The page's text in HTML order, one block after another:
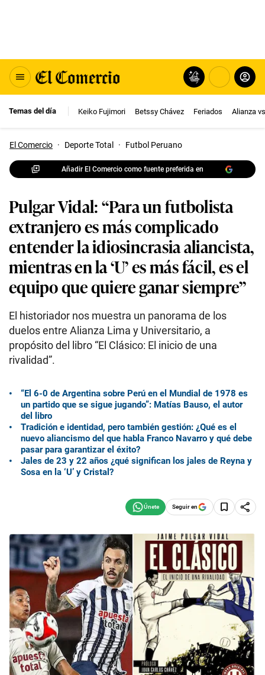
Temas del día Keiko Fujimori Betssy Chávez Feriados Alianza
El Comercio · Deporte Total · Futbol Peruano
Añadir El Comercio como fuente preferida en
Pulgar Vidal: “Para un futbolista
extranjero es más complicado
entender la idiosincrasia aliancista,
mientras en la ‘U’ es más fácil, es el
equipo que quiere ganar siempre”
El historiador nos muestra un panorama de los
duelos entre Alianza Lima y Universitario, a
propósito del libro “El Clásico: El inicio de una
rivalidad”.
“El 6-0 de Argentina sobre Perú en el Mundial de 1978 es
un partido que se sigue jugando”: Matías Bauso, el autor
del libro
Tradición e identidad, pero también gestión: ¿Qué es el
nuevo aliancismo del que habla Franco Navarro y qué debe
pasar para garantizar el éxito?
Jales de 23 y 22 años ¿qué significan los jales de Reyna y
Sosa en la ‘U’ y Cristal?
Seguir en